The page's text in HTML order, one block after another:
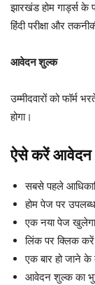
झारखंड होम गार्ड्स के
हिंदी परीक्षा और
आवेदन शुल्क
उम्मीदवारों को
होगा।
ऐसे करें आवेदन
सबसे पहले
होम पेज पर
एक नया पेज खुलेगा
लिंक पर क्लिक
एक बार हो जाने
आवेदन शुल्क का